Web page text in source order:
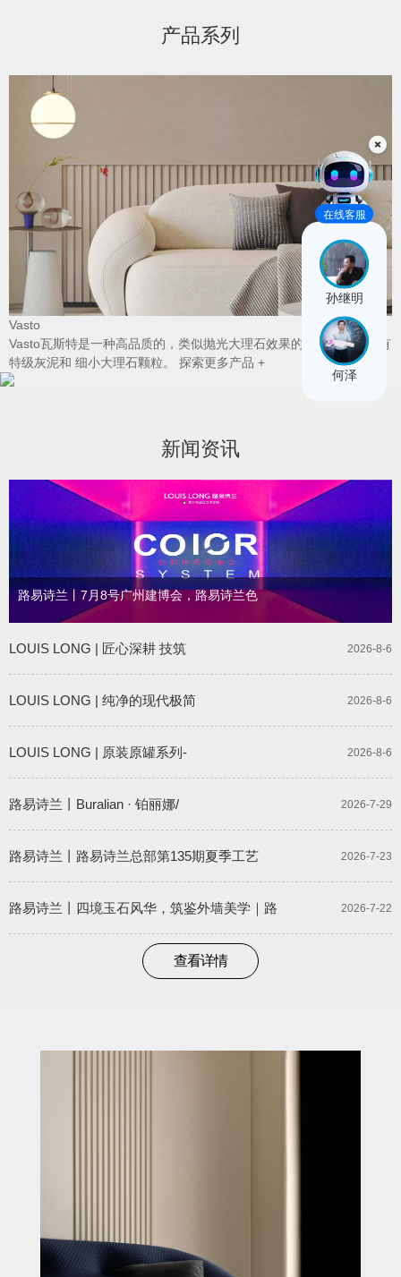
产品系列
Vasto
Vasto瓦斯特是一种高品质的，类似抛光大理石效果的高级涂料，含有
特级灰泥和 细小大理石颗粒。
探索更多产品 +
新闻资讯
路易诗兰丨7月8号广州建博会，路易诗兰色
2026-8-6
LOUIS LONG | 匠心深耕 技筑
2026-8-6
LOUIS LONG | 纯净的现代极简
2026-8-6
LOUIS LONG | 原装原罐系列-
2026-7-29
路易诗兰丨Buralian · 铂丽娜/
2026-7-23
路易诗兰丨路易诗兰总部第135期夏季工艺
2026-7-22
路易诗兰丨四境玉石风华，筑鉴外墙美学｜路
查看详情
在线客服
孙继明
何泽